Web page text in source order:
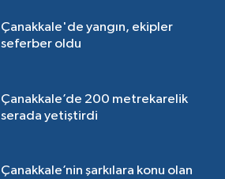
Çanakkale'de yangın, ekipler
seferber oldu
Çanakkale’de 200 metrekarelik
serada yetiştirdi
Çanakkale’nin şarkılara konu olan